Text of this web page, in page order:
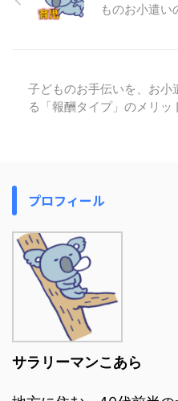
ものお小遣い
子どものお手伝いを、お小
る「報酬タイプ」のメリッ
プロフィール
サラリーマンこあら